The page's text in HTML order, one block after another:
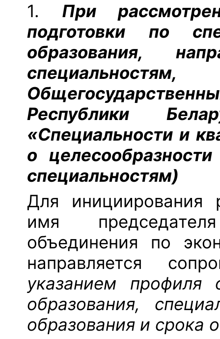
1. При
подготовки по
образования,
Республики
«Специальности и
о
специальностям)
Для инициирования
имя председателя
объединения по
направляется
указанием профиля
образования,
образования и срока